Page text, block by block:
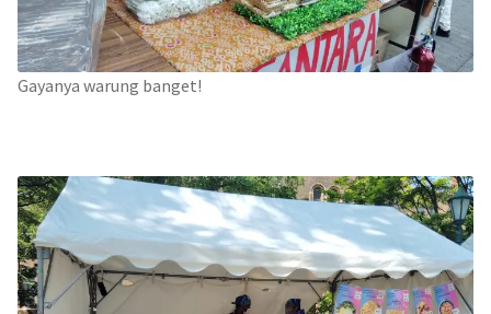
Gayanya warung banget!